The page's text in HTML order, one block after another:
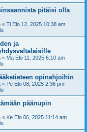
pitäisi olla
« Ti Elo 12, 2025 10:38 am
ja
« Ma Elo 11, 2025 6:10 am
opinahjoihin
« Pe Elo 08, 2025 2:36 pm
päänupin
« Ke Elo 06, 2025 11:14 am